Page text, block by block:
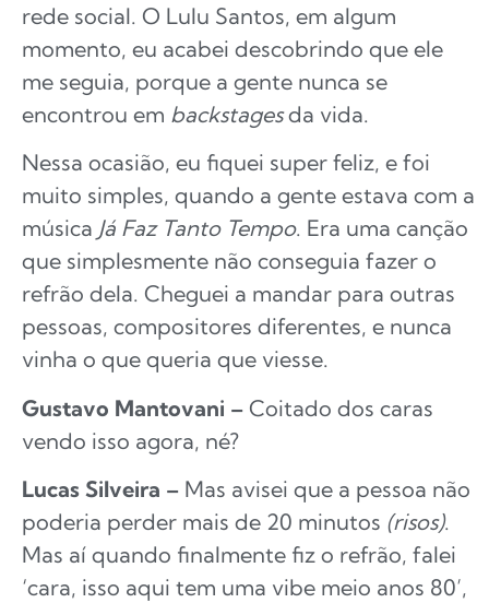
rede social. O Lulu Santos, em algum
momento, eu acabei descobrindo que ele
me seguia, porque a gente nunca se
encontrou em backstagesda vida.
Nessa ocasião, eu fiquei super feliz, e foi
muito simples, quando a gente estava com a
música Já Faz Tanto Tempo. Era uma canção
que simplesmente não conseguia fazer o
refrão dela. Cheguei a mandar para outras
pessoas, compositores diferentes, e nunca
vinha o que queria que viesse.
Gustavo Mantovani – Coitado dos caras
vendo isso agora, né?
Lucas Silveira – Mas avisei que a pessoa não
poderia perder mais de 20 minutos (risos).
Mas aí quando finalmente fiz o refrão, falei
‘cara, isso aqui tem uma vibe meio anos 80’,